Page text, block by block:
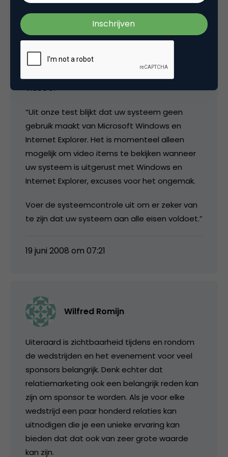
Robert Siekmann
Video’s?
“Uit onze test blijkt dat uw systeem geen
gebruik maakt van Microsoft Windows en
Internet Explorer. Het is momenteel alleen
mogelijk om video items te bekijken wanneer
uw systeem is uitgerust met Windows en
Internet Explorer, excuses voor het ongemak.
Voer de systeemcontrole uit om er zeker van
te zijn dat uw systeem aan alle eisen voldoet.”
19 juni 2008 om 07:21
Wilfred Romijn
Uiteraard is zichtbaarheid tijdens en rondom
de wedstrijden en het evenement voor veel
sponsors belangrijk. Denk echter dat
relatiemarketing ook een belangrijk reden kan
zijn om sponsor te worden. Als je voor elke
wedstrijd een paar honderd relaties kan
uitnodigen die je een unieke ervaring kan
bieden dat dat ook van zeer grote waarde
kan zijn.